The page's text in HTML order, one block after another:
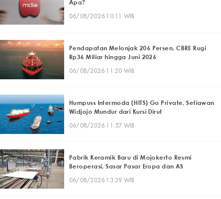
Apa?
06/08/2026 10:11 WIB
Pendapatan Melonjak 206 Persen, CBRE Rugi
Rp36 Miliar hingga Juni 2026
06/08/2026 11:20 WIB
Humpuss Intermoda (HITS) Go Private, Setiawan
Widjojo Mundur dari Kursi Dirut
06/08/2026 11:57 WIB
Pabrik Keramik Baru di Mojokerto Resmi
Beroperasi, Sasar Pasar Eropa dan AS
06/08/2026 13:39 WIB